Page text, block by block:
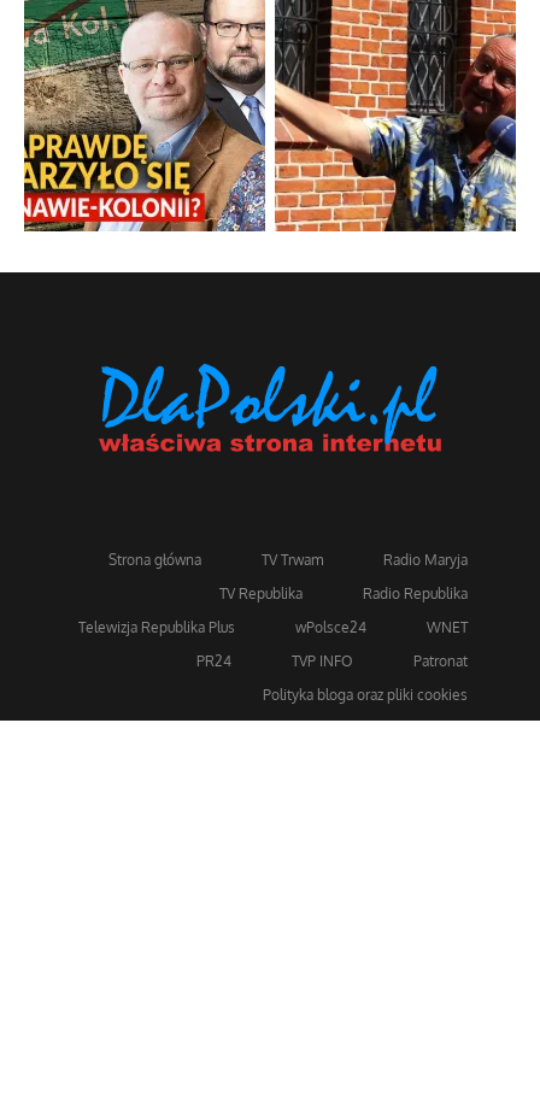
Strona główna TV Trwam
Radio Maryja
TV Republika
Radio Republika
Telewizja Republika Plus
wPolsce24
WNET
PR24
TVP INFO
Patronat
Polityka bloga oraz pliki cookies